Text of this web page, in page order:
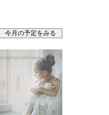
今月の予定をみる